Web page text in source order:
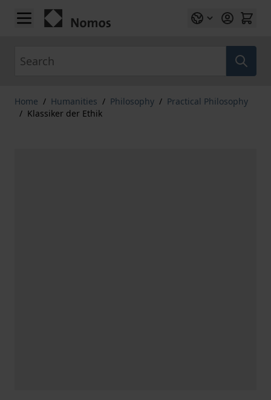
Skip to Content
Home / Humanities / Philosophy / Practical Philosophy
/ Klassiker der Ethik